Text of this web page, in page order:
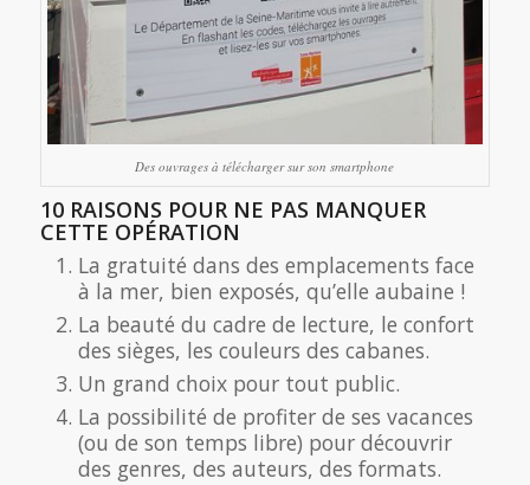
Des ouvrages à télécharger sur son smartphone
10 RAISONS POUR NE PAS MANQUER
CETTE OPÉRATION
La gratuité dans des emplacements face
à la mer, bien exposés, qu’elle aubaine !
La beauté du cadre de lecture, le confort
des sièges, les couleurs des cabanes.
Un grand choix pour tout public.
La possibilité de profiter de ses vacances
(ou de son temps libre) pour découvrir
des genres, des auteurs, des formats.